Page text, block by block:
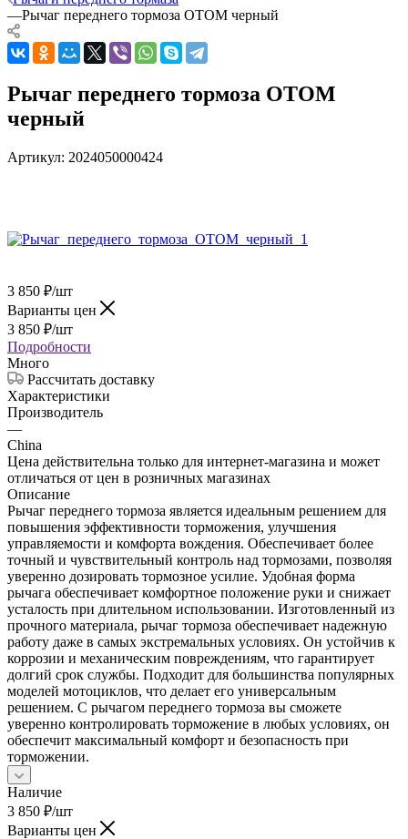
—Рычаг переднего тормоза OTOM черный
Рычаг переднего тормоза OTOM
черный
Артикул: 2024050000424
3 850 ₽/шт
Варианты цен
3 850 ₽/шт
Подробности
Много
Рассчитать доставку
Характеристики
Производитель
—
China
Цена действительна только для интернет-магазина и может
отличаться от цен в розничных магазинах
Описание
Рычаг переднего тормоза является идеальным решением для
повышения эффективности торможения, улучшения
управляемости и комфорта вождения. Обеспечивает более
точный и чувствительный контроль над тормозами, позволяя
уверенно дозировать тормозное усилие. Удобная форма
рычага обеспечивает комфортное положение руки и снижает
усталость при длительном использовании. Изготовленный из
прочного материала, рычаг тормоза обеспечивает надежную
работу даже в самых экстремальных условиях. Он устойчив к
коррозии и механическим повреждениям, что гарантирует
долгий срок службы. Подходит для большинства популярных
моделей мотоциклов, что делает его универсальным
решением. С рычагом переднего тормоза вы сможете
уверенно контролировать торможение в любых условиях, он
обеспечит максимальный комфорт и безопасность при
торможении.
Наличие
3 850 ₽/шт
Варианты цен